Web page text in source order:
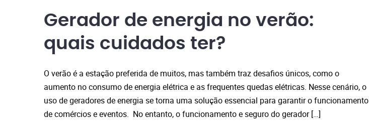
Gerador de energia no verão:
quais cuidados ter?
O verão é a estação preferida de muitos, mas também traz desafios únicos, como o
aumento no consumo de energia elétrica e as frequentes quedas elétricas. Nesse cenário, o
uso de geradores de energia se torna uma solução essencial para garantir o funcionamento
de comércios e eventos. No entanto, o funcionamento e seguro do gerador […]